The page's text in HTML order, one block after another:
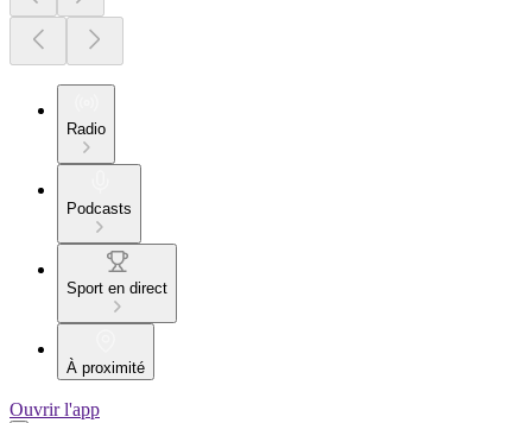
Radio
Podcasts
Sport en direct
À proximité
Ouvrir l'app